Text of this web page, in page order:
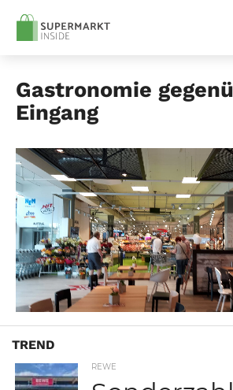
Gastronomie
Eingang
TREND
REWE